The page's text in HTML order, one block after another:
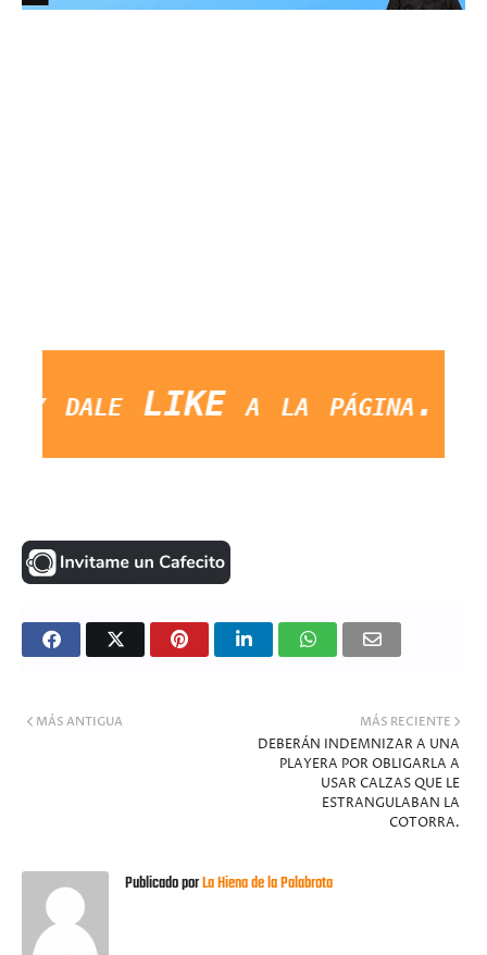
LIKE a la página.
MÁS RECIENTE
DEBERÁN INDEMNIZAR A UNA
PLAYERA POR OBLIGARLA A
USAR CALZAS QUE LE
ESTRANGULABAN LA
COTORRA.
MÁS ANTIGUA
Publicado porLa Hiena de la Palabrota